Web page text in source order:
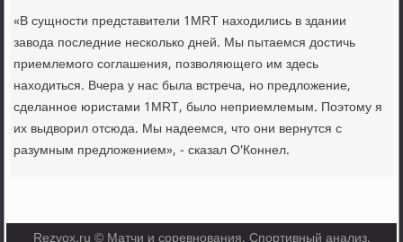
«В сущности представители 1MRT находились в здании
завода последние несколько дней. Мы пытаемся достичь
приемлемого соглашения, позволяющего им здесь
находиться. Вчера у нас была встреча, но предложение,
сделанное юристами 1MRT, было неприемлемым. Поэтому я
их выдворил отсюда. Мы надеемся, что они вернутся с
разумным предложением», - сказал О'Коннел.